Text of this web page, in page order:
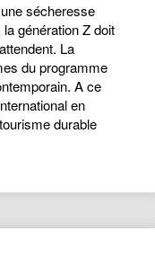
sécheresse
génération Z doit
La
du programme
A ce
en
durable